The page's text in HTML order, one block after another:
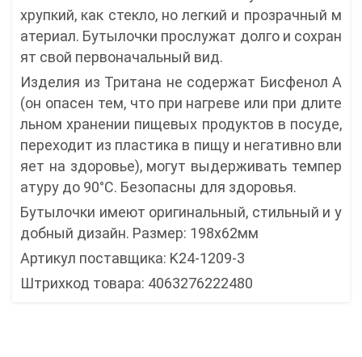
хрупкий, как стекло, но легкий и прозрачный м
атериал. Бутылочки прослужат долго и сохран
ят свой первоначальный вид.
Изделия из Тритана не содержат Бисфенол А
(он опасен тем, что при нагреве или при длите
льном хранении пищевых продуктов в посуде,
переходит из пластика в пищу и негативно вли
яет на здоровье), могут выдерживать темпер
атуру до 90°C. Безопасны для здоровья.
Бутылочки имеют оригинальный, стильный и у
добный дизайн. Размер: 198x62мм
Артикул поставщика: K24-1209-3
Штрихкод товара: 4063276222480